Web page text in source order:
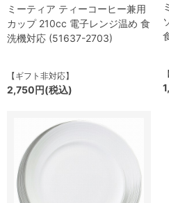
ミーティア ティーコーヒー兼用
カップ 210cc 電子レンジ温め 食
洗機対応 (51637-2703)
【ギフト非対応】
2,750円(税込)